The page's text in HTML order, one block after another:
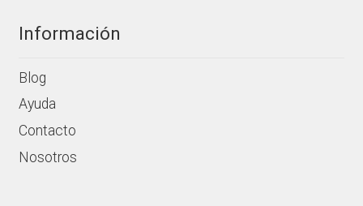
Información
Blog
Ayuda
Contacto
Nosotros